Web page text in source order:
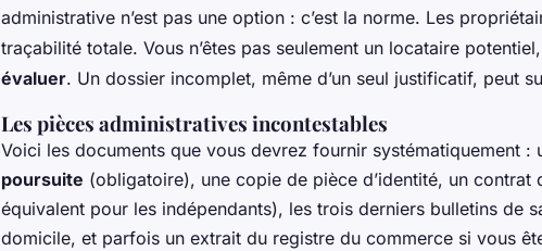
administrative n’est pas une option : c’est la norme. Les
traçabilité totale. Vous n’êtes pas seulement un locataire
évaluer. Un dossier incomplet, même d’un seul justificatif, peut
Les pièces administratives incontestables
Voici les documents que vous devrez fournir systématiquement :
poursuite (obligatoire), une copie de pièce d’identité, un contrat
équivalent pour les indépendants), les trois derniers bulletins de
domicile, et parfois un extrait du registre du commerce si vous